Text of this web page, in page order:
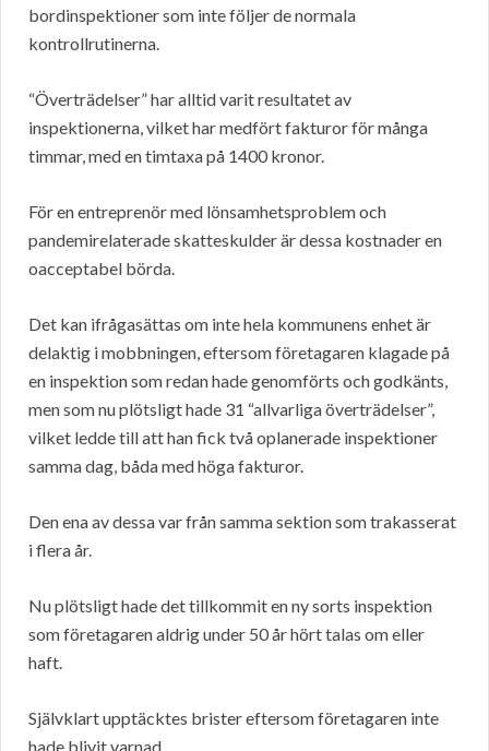
bordinspektioner som inte följer de normala
kontrollrutinerna.
“Överträdelser” har alltid varit resultatet av
inspektionerna, vilket har medfört fakturor för många
timmar, med en timtaxa på 1400 kronor.
För en entreprenör med lönsamhetsproblem och
pandemirelaterade skatteskulder är dessa kostnader en
oacceptabel börda.
Det kan ifrågasättas om inte hela kommunens enhet är
delaktig i mobbningen, eftersom företagaren klagade på
en inspektion som redan hade genomförts och godkänts,
men som nu plötsligt hade 31 “allvarliga överträdelser”,
vilket ledde till att han fick två oplanerade inspektioner
samma dag, båda med höga fakturor.
Den ena av dessa var från samma sektion som trakasserat
i flera år.
Nu plötsligt hade det tillkommit en ny sorts inspektion
som företagaren aldrig under 50 år hört talas om eller
haft.
Självklart upptäcktes brister eftersom företagaren inte
hade blivit varnad.